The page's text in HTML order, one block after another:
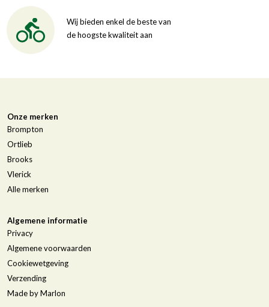
Wij bieden enkel de beste van
de hoogste kwaliteit aan
Onze merken
Brompton
Ortlieb
Brooks
Vlerick
Alle merken
Algemene informatie
Privacy
Algemene voorwaarden
Cookiewetgeving
Verzending
Made by Marlon